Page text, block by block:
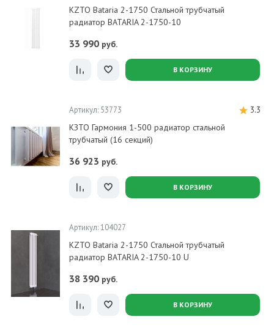
KZTO Bataria 2-1750 Стальной трубчатый
радиатор BATARIA 2-1750-10
33 990 руб.
В КОРЗИНУ
Артикул: 53773 3.3
КЗТО Гармония 1-500 радиатор стальной
трубчатый (16 секций)
36 923 руб.
В КОРЗИНУ
Артикул: 104027
KZTO Bataria 2-1750 Стальной трубчатый
радиатор BATARIA 2-1750-10 U
38 390 руб.
В КОРЗИНУ